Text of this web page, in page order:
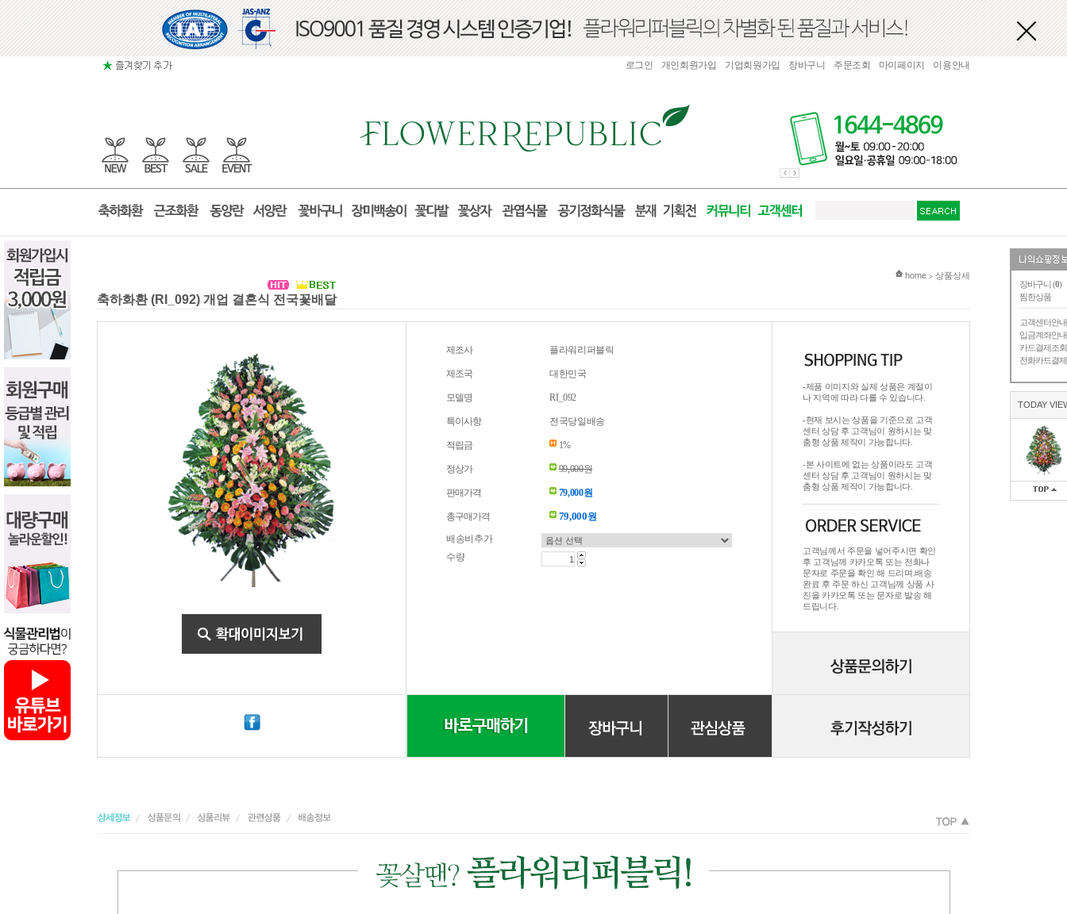
장바구니 (0)
찜한상품
고객센터안내
입금계좌안내
카드결제조회
전화카드결제
TODAY
로그인 개인회원가입 기업회원가입 장바구니 주문조회 마이페이지 이용안내
현재 위치
home > 상품상세
축하화환 (RI_092) 개업 결혼식 전국꽃배달
제조사 플라워리퍼블릭
제조국 대한민국
모델명 RI_092
특이사항 전국당일배송
적립금 1%
정상가 99,000원
판매가격 79,000원
총구매가격 79,000원
배송비추가
수량
-제품 이미지와 실제 상품은 계절이
나 지역에 따라 다를 수 있습니다.
-현재 보시는 상품을 기준으로 고객
센터 상담 후 고객님이 원하시는 맞
춤형 상품 제작이 가능합니다.
-본 사이트에 없는 상품이라도 고객
센터 상담 후 고객님이 원하시는 맞
춤형 상품 제작이 가능합니다.
고객님께서 주문을 넣어주시면 확인
후 고객님께 카카오톡 또는 전화나
문자로 주문을 확인 해 드리며.배송
완료 후 주문 하신 고객님께 상품 사
진을 카카오톡 또는 문자로 발송 해
드립니다.